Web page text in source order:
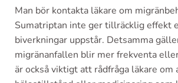
Man bör kontakta läkare om
Sumatriptan inte ger tillräcklig effekt
biverkningar uppstår. Detsamma
migränanfallen blir mer frekventa
är också viktigt att rådfråga läkare om